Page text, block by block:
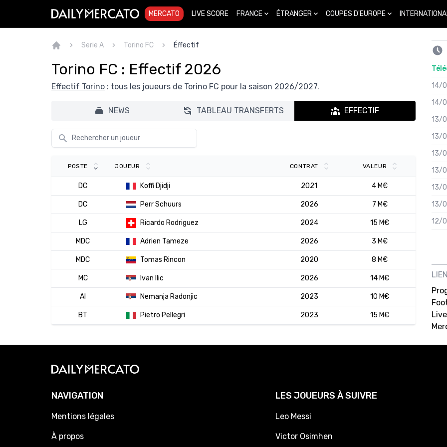
MERCATO LIVE SCORE FRANCE ÉTRANGER COUPES D'EUROPE
Serie A Torino FC Éffectif
Torino FC : Effectif 2026
Effectif Torino : tous les joueurs de Torino FC pour la saison 2026/2027.
NEWS TABLEAU TRANSFERTS EFFECTIF
POSTE JOUEUR CONTRAT VALEUR
DC Koffi Djidji 2021 4 M€
DC Perr Schuurs 2026 7 M€
LG Ricardo Rodriguez 2024 15 M€
MDC Adrien Tameze 2026 3 M€
MDC Tomas Rincon 2020 8 M€
MC Ivan Ilic 2026 14 M€
AI Nemanja Radonjic 2023 10 M€
BT Pietro Pellegri 2023 15 M€
14/
14/
13/
13/
13/
13/
13/
13/
12/
12/
12/
12/
11/
NAVIGATION
Mentions légales
À propos
LES JOUEURS À SUIVRE
Leo Messi
Victor Osimhen